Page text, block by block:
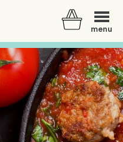
menu